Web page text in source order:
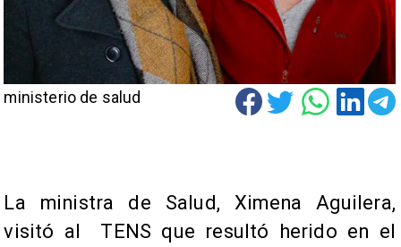
ministerio de salud
La ministra de Salud, Ximena Aguilera,
visitó al TENS que resultó herido en el